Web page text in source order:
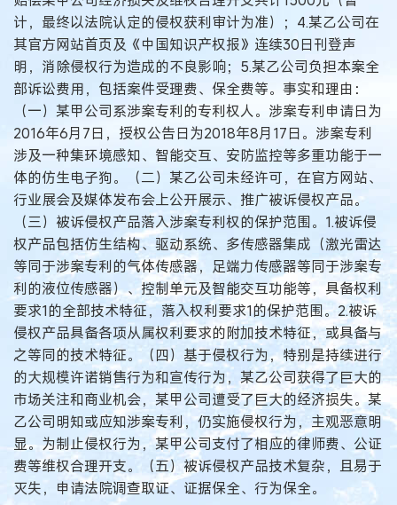
计，最终以法院认定的侵权获利审计为准）；4.某乙公司在
其官方网站首页及《中国知识产权报》连续30日刊登声
明，消除侵权行为造成的不良影响；5.某乙公司负担本案全
部诉讼费用，包括案件受理费、保全费等。事实和理由：
（一）某甲公司系涉案专利的专利权人。涉案专利申请日为
2016年6月7日，授权公告日为2018年8月17日。涉案专利
涉及一种集环境感知、智能交互、安防监控等多重功能于一
体的仿生电子狗。（二）某乙公司未经许可，在官方网站、
行业展会及媒体发布会上公开展示、推广被诉侵权产品。
（三）被诉侵权产品落入涉案专利权的保护范围。1.被诉侵
权产品包括仿生结构、驱动系统、多传感器集成（激光雷达
等同于涉案专利的气体传感器，足端力传感器等同于涉案专
利的液位传感器）、控制单元及智能交互功能等，具备权利
要求1的全部技术特征，落入权利要求1的保护范围。2.被诉
侵权产品具备各项从属权利要求的附加技术特征，或具备与
之等同的技术特征。（四）基于侵权行为，特别是持续进行
的大规模许诺销售行为和宣传行为，某乙公司获得了巨大的
市场关注和商业机会，某甲公司遭受了巨大的经济损失。某
乙公司明知或应知涉案专利，仍实施侵权行为，主观恶意明
显。为制止侵权行为，某甲公司支付了相应的律师费、公证
费等维权合理开支。（五）被诉侵权产品技术复杂，且易于
灭失，申请法院调查取证、证据保全、行为保全。